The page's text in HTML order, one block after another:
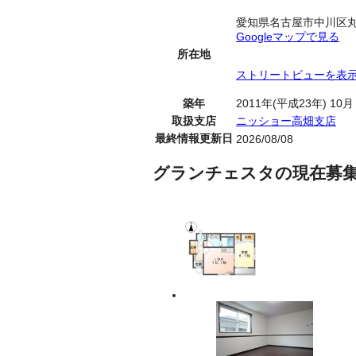
所在地
愛知県名古屋市中川区
Googleマップで見る
ストリートビューを表
築年
2011年(平成23年) 10月
取扱支店
ニッショー高畑支店
最終情報更新日 2026/08/08
グランチェスタの現在募